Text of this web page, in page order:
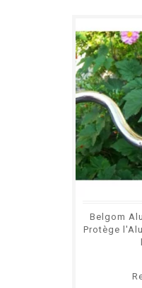
Belgom
Protège